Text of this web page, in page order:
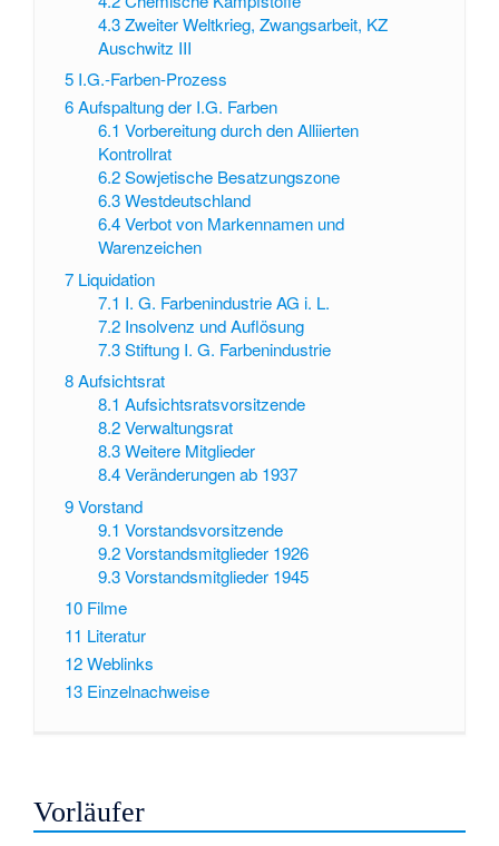
4.3 Zweiter Weltkrieg, Zwangsarbeit, KZ
Auschwitz III
5 I.G.-Farben-Prozess
6Aufspaltung der I.G. Farben
6.1 Vorbereitung durch den Alliierten
Kontrollrat
6.2 Sowjetische Besatzungszone
6.3 Westdeutschland
6.4 Verbot von Markennamen und
Warenzeichen
7 Liquidation
7.1 I. G. Farbenindustrie AG i. L.
7.2 Insolvenz und Auflösung
7.3 Stiftung I. G. Farbenindustrie
8Aufsichtsrat
8.1 Aufsichtsratsvorsitzende
8.2 Verwaltungsrat
8.3 Weitere Mitglieder
8.4 Veränderungen ab 1937
9Vorstand
9.1 Vorstandsvorsitzende
9.2 Vorstandsmitglieder 1926
9.3 Vorstandsmitglieder 1945
10 Filme
11 Literatur
12Weblinks
13 Einzelnachweise
Vorläufer